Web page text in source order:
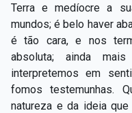
Terra e medíocre a
mundos; é belo haver
é tão cara, e nos
absoluta; ainda
interpretemos em
fomos testemunhas.
natureza e da ideia